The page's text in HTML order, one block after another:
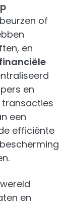
of
en
en
transacties
een
efficiënte
en